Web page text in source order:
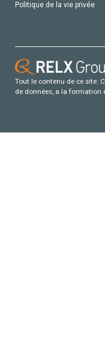
Politique de la vie privée
Tout le contenu de ce site:
de données, a la formation